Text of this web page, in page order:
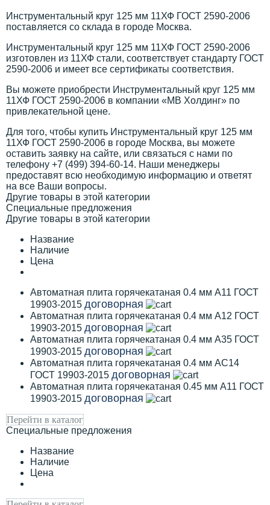
Инструментальный круг 125 мм 11ХФ ГОСТ 2590-2006
поставляется со склада в городе Москва.
Инструментальный круг 125 мм 11ХФ ГОСТ 2590-2006
изготовлен из 11ХФ стали, соответствует стандарту ГОСТ
2590-2006 и имеет все сертификаты соответствия.
Вы можете приобрести Инструментальный круг 125 мм
11ХФ ГОСТ 2590-2006 в компании «МВ Холдинг» по
привлекательной цене.
Для того, чтобы купить Инструментальный круг 125 мм
11ХФ ГОСТ 2590-2006 в городе Москва, вы можете
оставить заявку на сайте, или связаться с нами по
телефону +7 (499) 394-60-14. Наши менеджеры
предоставят всю необходимую информацию и ответят
на все Ваши вопросы.
Другие товары в этой категории
Специальные предложения
Другие товары в этой категории
Название
Наличие
Цена
Автоматная плита горячекатаная 0.4 мм А11 ГОСТ
19903-2015 договорная
Автоматная плита горячекатаная 0.4 мм А12 ГОСТ
19903-2015 договорная
Автоматная плита горячекатаная 0.4 мм А35 ГОСТ
19903-2015 договорная
Автоматная плита горячекатаная 0.4 мм АС14
ГОСТ 19903-2015 договорная
Автоматная плита горячекатаная 0.45 мм А11 ГОСТ
19903-2015 договорная
Перейти в каталог
Специальные предложения
Название
Наличие
Цена